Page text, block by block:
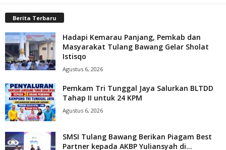
Berita Terbaru
Hadapi Kemarau Panjang, Pemkab dan
Masyarakat Tulang Bawang Gelar Sholat
Istisqo
Agustus 6, 2026
Pemkam Tri Tunggal Jaya Salurkan BLTDD
Tahap II untuk 24 KPM
Agustus 6, 2026
SMSI Tulang Bawang Berikan Piagam Best
Partner kepada AKBP Yuliansyah di...